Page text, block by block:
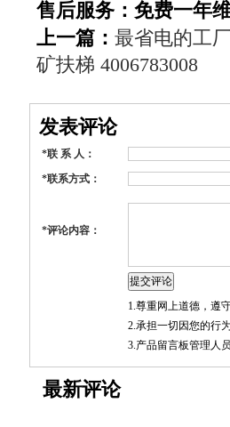
售后服务：免费一年
上一篇： 最省电的工
矿扶梯 4006783008
发表评论
*联 系 人：
*联系方式：
*评论内容：
1.尊重网上道德，遵
2.承担一切因您的行
3.产品留言板管理人
最新评论